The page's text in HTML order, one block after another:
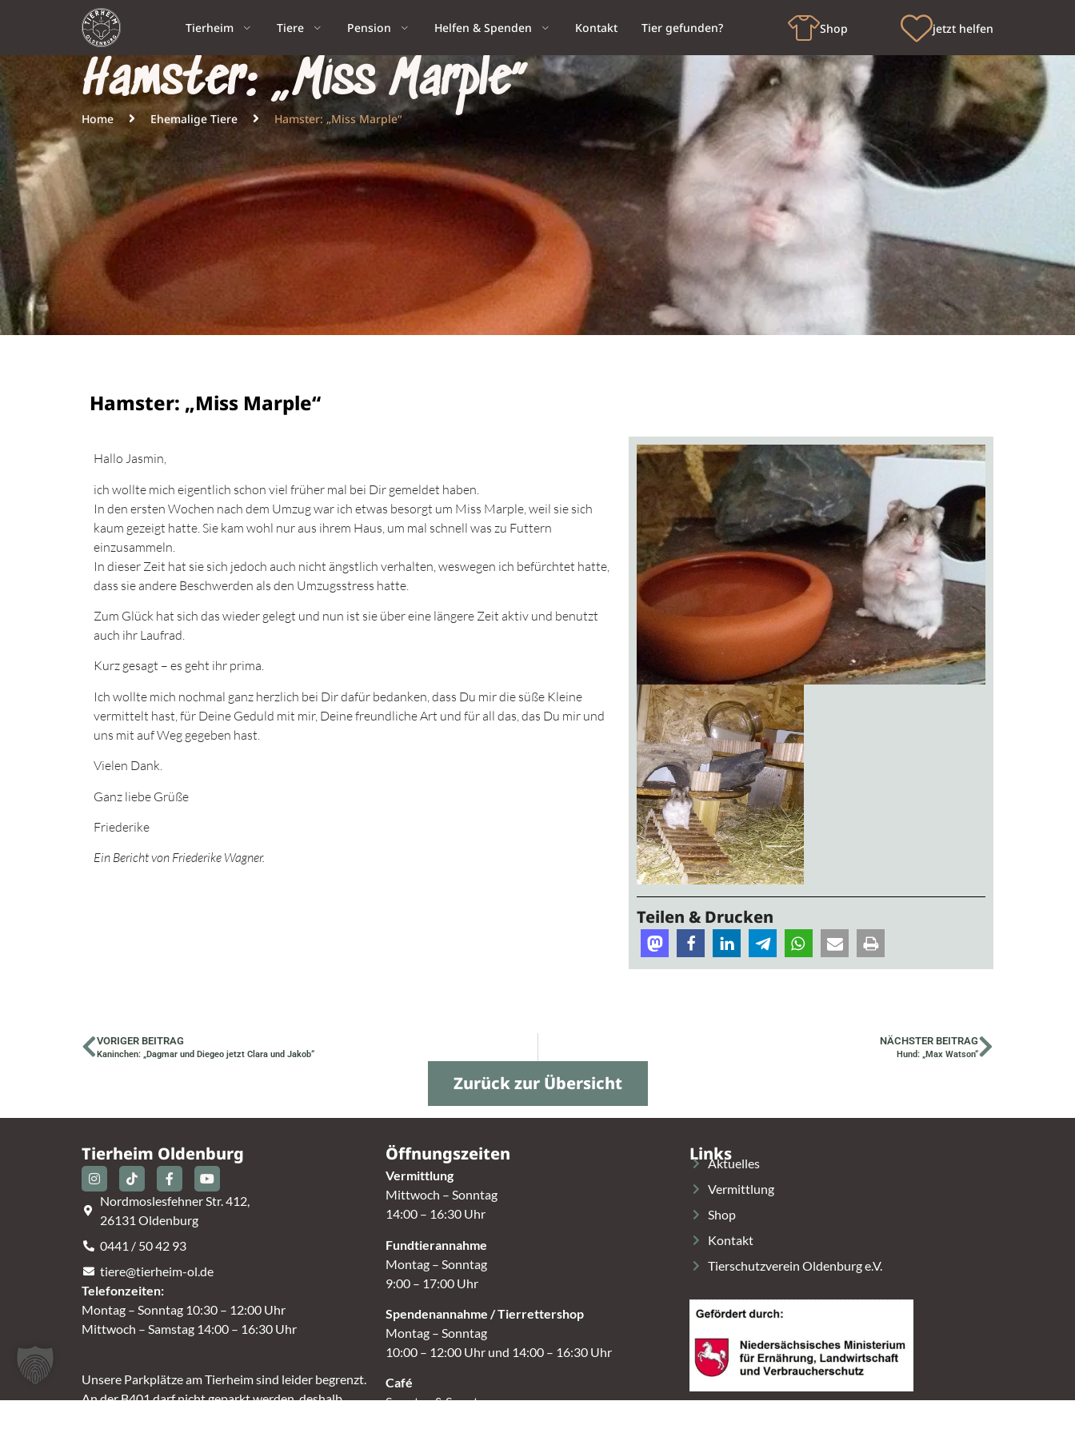
Tierheim Tiere Pension Helfen & Spenden Kontakt Tier gefunden? Shop jetzt helfen
Hamster: „Miss Marple“
Home Ehemalige Tiere Hamster: „Miss Marple“
Hamster: „Miss Marple“
Hallo Jasmin,
ich wollte mich eigentlich schon viel früher mal bei Dir gemeldet haben.
In den ersten Wochen nach dem Umzug war ich etwas besorgt um Miss Marple, weil sie sich
kaum gezeigt hatte. Sie kam wohl nur aus ihrem Haus, um mal schnell was zu Futtern
einzusammeln.
In dieser Zeit hat sie sich jedoch auch nicht ängstlich verhalten, weswegen ich befürchtet hatte,
dass sie andere Beschwerden als den Umzugsstress hatte.
Zum Glück hat sich das wieder gelegt und nun ist sie über eine längere Zeit aktiv und benutzt
auch ihr Laufrad.
Kurz gesagt – es geht ihr prima.
Ich wollte mich nochmal ganz herzlich bei Dir dafür bedanken, dass Du mir die süße Kleine
vermittelt hast, für Deine Geduld mit mir, Deine freundliche Art und für all das, das Du mir und
uns mit auf Weg gegeben hast.
Vielen Dank.
Ganz liebe Grüße
Friederike
Ein Bericht von Friederike Wagner.
Teilen & Drucken
VORIGER BEITRAG
Kaninchen: „Dagmar und Diegeo jetzt Clara und Jakob“
NÄCHSTER BEITRAG
Hund: „Max Watson“
Zurück zur Übersicht
Tierheim Oldenburg
Nordmoslesfehner Str. 412,
26131 Oldenburg
0441 / 50 42 93
tiere@tierheim-ol.de
Telefonzeiten:
Montag – Sonntag 10:30 – 12:00 Uhr
Mittwoch – Samstag 14:00 – 16:30 Uhr
Unsere Parkplätze am Tierheim sind leider begrenzt.
An der B401 darf nicht geparkt werden, deshalb
Öffnungszeiten
Vermittlung
Mittwoch – Sonntag
14:00 – 16:30 Uhr
Fundtierannahme
Montag – Sonntag
9:00 – 17:00 Uhr
Spendenannahme / Tierrettershop
Montag – Sonntag
10:00 – 12:00 Uhr und 14:00 – 16:30 Uhr
Café
Samstag & Sonntag
Links
Aktuelles
Vermittlung
Shop
Kontakt
Tierschutzverein Oldenburg e.V.